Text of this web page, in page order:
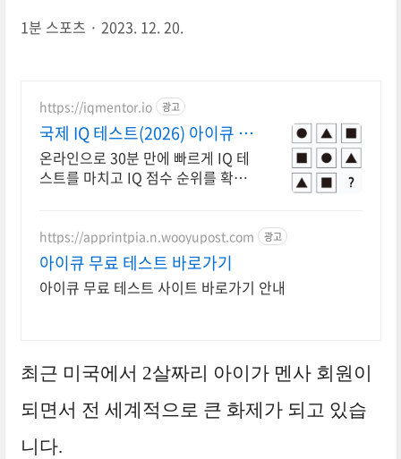
1분 스포츠 2023. 12. 20.
https://iqmentor.io 광고
국제 IQ 테스트(2026) 아이큐 멘
토
온라인으로 30분 만에 빠르게 IQ 테
스트를 마치고 IQ 점수 순위를 확인
https://apprintpia.n.wooyupost.com 광고
아이큐 무료 테스트 바로가기
아이큐 무료 테스트 사이트 바로가기 안내
최근 미국에서 2살짜리 아이가 멘사 회원이
되면서 전 세계적으로 큰 화제가 되고 있습
니다.